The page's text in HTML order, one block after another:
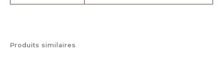
Produits similaires